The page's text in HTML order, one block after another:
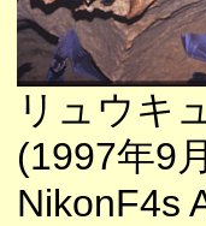
リュウキ
(1997年9
NikonF4s